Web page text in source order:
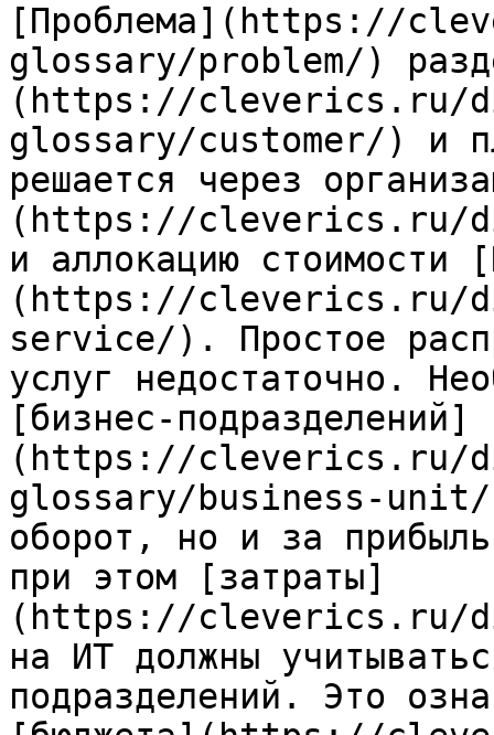
[Проблема](https://
glossary/problem/)
(https://cleverics.ru/
glossary/customer/) и
решается через
(https://cleverics.ru/
и аллокацию стоимости
(https://cleverics.ru/
service/). Простое
услуг недостаточно.
[бизнес-подразделений]
(https://cleverics.ru/
glossary/business-unit/
оборот, но и за
при этом [затраты]
(https://cleverics.ru/
на ИТ должны
подразделений. Это